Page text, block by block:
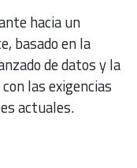
hacia un
basado en la
de datos y la
las exigencias
actuales.